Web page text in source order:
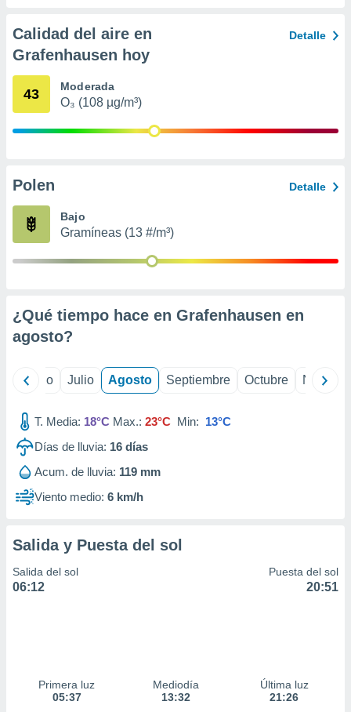
e
publicidad
1199
Calidad del aire en
Grafenhausen hoy
Detalle
43 Moderada
O₃ (108 µg/m³)
Polen Detalle
Bajo
Gramíneas (13 #/m³)
¿Qué tiempo hace en Grafenhausen en
agosto?
Junio Julio Agosto Septiembre Octubre
T. Media: 18°C Max.: 23°C Min: 13°C
Días de lluvia: 16 días
Acum. de lluvia: 119 mm
Viento medio: 6 km/h
Salida y Puesta del sol
Salida del sol
06:12
Puesta del sol
20:51
Primera luz
05:37
Mediodía
13:32
Última luz
21:26